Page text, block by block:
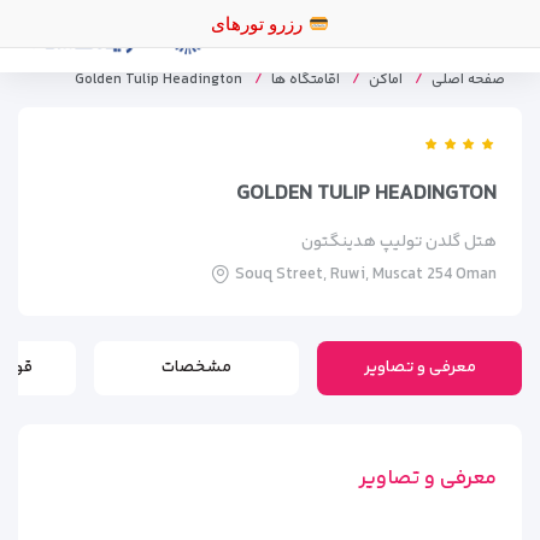
رزر
صفحه اصلی اماکن اقامتگاه ها Golden Tulip Headington
GOLDEN TULIP HEADINGTON
هتل گلدن تولیپ هدینگتون
Souq Street, Ruwi, Muscat 254 Oman
معرفی و تصاویر مشخصات
معرفی و تصاویر